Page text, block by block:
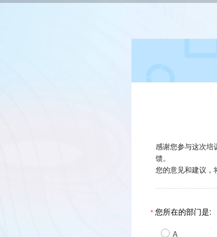
感谢您参与这次培
馈。
您的意见和建议，
*您所在的部门是:
A